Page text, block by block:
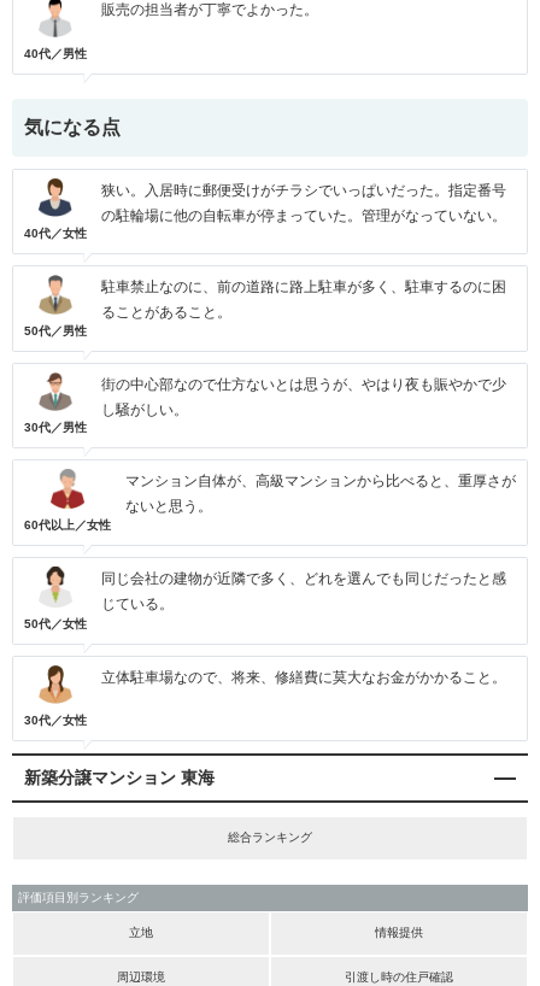
40代／男性
販売の担当者が丁寧でよかった。
気になる点
40代／女性
狭い。入居時に郵便受けがチラシでいっぱいだった。指定番号
の駐輪場に他の自転車が停まっていた。管理がなっていない。
50代／男性
駐車禁止なのに、前の道路に路上駐車が多く、駐車するのに困
ることがあること。
30代／男性
街の中心部なので仕方ないとは思うが、やはり夜も賑やかで少
し騒がしい。
60代以上／女性
マンション自体が、高級マンションから比べると、重厚さが
ないと思う。
50代／女性
同じ会社の建物が近隣で多く、どれを選んでも同じだったと感
じている。
30代／女性
立体駐車場なので、将来、修繕費に莫大なお金がかかること。
新築分譲マンション 東海
総合ランキング
評価項目別ランキング
立地 情報提供
周辺環境 引渡し時の住戸確認